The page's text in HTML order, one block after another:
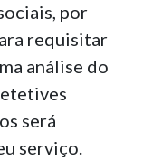
por
requisitar
análise do
será
serviço.